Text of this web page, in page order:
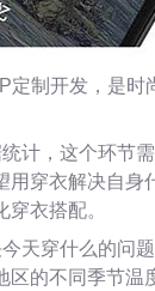
定制开发，是时
计，这个环节
用穿衣解决自身
穿衣搭配。
天穿什么的问
区的不同季节温